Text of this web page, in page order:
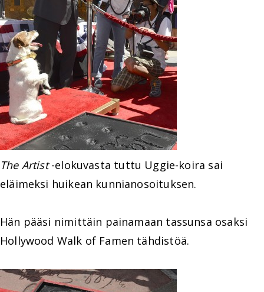
The Artist-elokuvasta tuttu Uggie-koira sai
eläimeksi huikean kunnianosoituksen.
Hän pääsi nimittäin painamaan tassunsa osaksi
Hollywood Walk of Famen tähdistöä.